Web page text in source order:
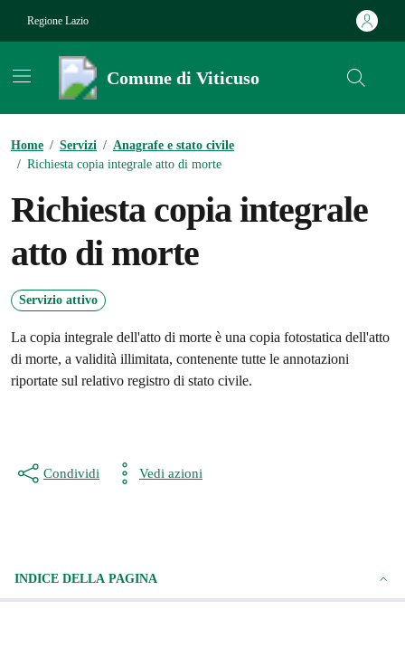
Regione Lazio
Comune di Viticuso
Home / Servizi / Anagrafe e stato civile
/ Richiesta copia integrale atto di morte
Richiesta copia integrale
atto di morte
Servizio attivo
La copia integrale dell'atto di morte è una copia fotostatica dell'atto
di morte, a validità illimitata, contenente tutte le annotazioni
riportate sul relativo registro di stato civile.
Condividi Vedi azioni
INDICE DELLA PAGINA